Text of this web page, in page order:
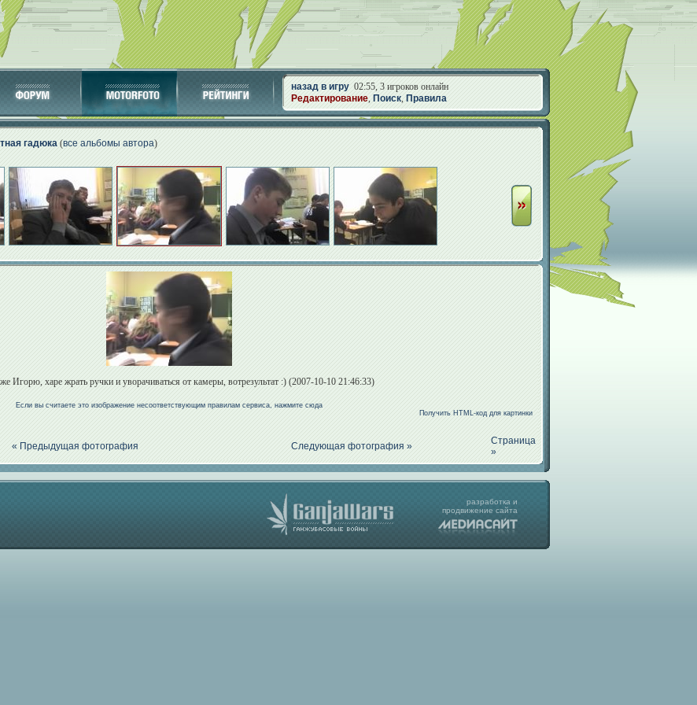
назад в игру 02:55, 3 игроков онлайн
Редактирование, Поиск, Правила
гадюка (все альбомы автора)
Игорю, харе жрать ручки и уворачиваться от камеры, вотрезультат :) (2007-10-10 21:46:33)
Если вы считаете это изображение несоответствующим правилам сервиса, нажмите сюда
Получить HTML-код для картинки
« Предыдущая фотография Следующая фотография »
Страница
»
разработка и
продвижение сайта